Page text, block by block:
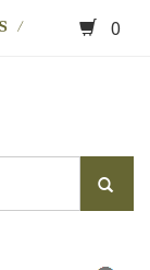
0